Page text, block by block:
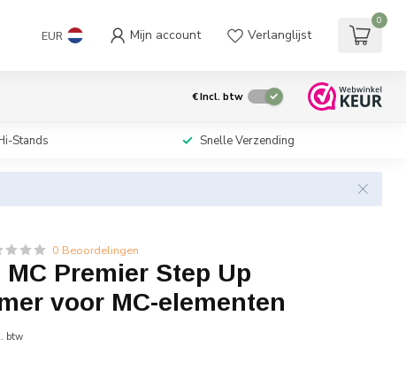
EUR Mijn account Verlanglijst
0
€Incl. btw
Stands Snelle Verzending
0 Beoordelingen
Premier Step Up
voor MC-elementen
btw